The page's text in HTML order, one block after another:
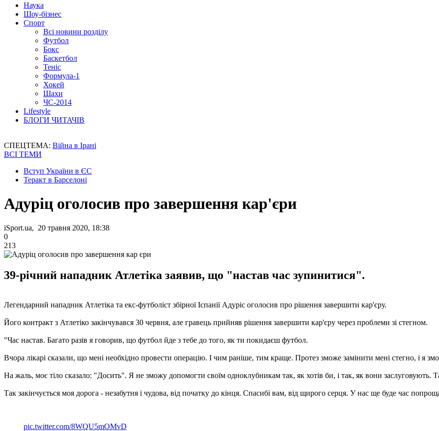
Наука
Шоу-бізнес
Спорт
Всі новини розділу
Футбол
Бокс
Баскетбол
Теніс
Формула-1
Хокей
Шахи
ЧС-2014
Lifestyle
БЛОГИ ЧИТАЧІВ
СПЕЦТЕМА: Війна в Ірані
ВСІ ТЕМИ
Вступ України в ЄС
Теракт в Барселоні
Адуріц оголосив про завершення кар'єри
iSport.ua, 20 травня 2020, 18:38
0
213
39-річний нападник Атлетіка заявив, що "настав час зупинитися".
Легендарний нападник Атлетіка та екс-футболіст збірної Іспанії Адуріс оголосив про рішення завершити кар'єру.
Його контракт з Атлетіко закінчувався 30 червня, але гравець прийняв рішення завершити кар'єру через проблеми зі стегном.
"Час настав. Багато разів я говорив, що футбол йде з тебе до того, як ти покидаєш футбол.
Вчора лікарі сказали, що мені необхідно провести операцію. І чим раніше, тим краще. Протез зможе замінити мені стегно, і я
На жаль, моє тіло сказало: "Досить". Я не зможу допомогти своїм одноклубникам так, як хотів би, і так, як вони заслуговують.
Так закінчується моя дорога - незабутня і чудова, від початку до кінця. Спасибі вам, від щирого серця. У нас ще буде час
pic.twitter.com/8WQU5mOMvD